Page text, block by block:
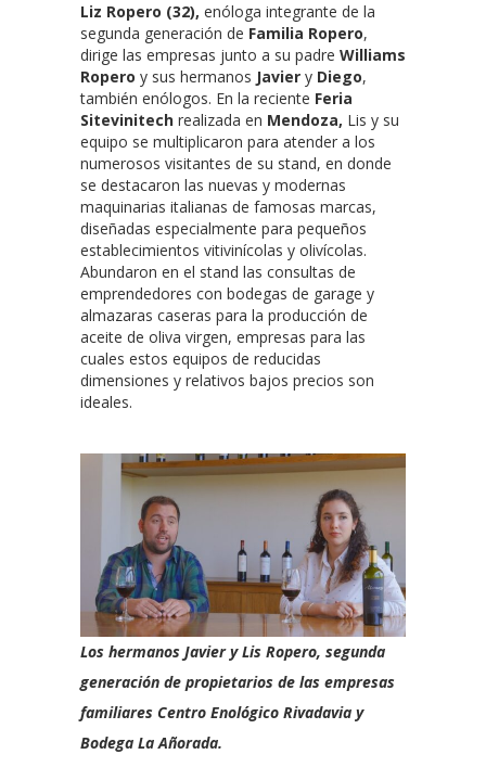
Liz Ropero (32), enóloga integrante de la
segunda generación de Familia Ropero,
dirige las empresas junto a su padre Williams
Ropero y sus hermanos Javier y Diego,
también enólogos. En la reciente Feria
Sitevinitech realizada en Mendoza, Lis y su
equipo se multiplicaron para atender a los
numerosos visitantes de su stand, en donde
se destacaron las nuevas y modernas
maquinarias italianas de famosas marcas,
diseñadas especialmente para pequeños
establecimientos vitivinícolas y olivícolas.
Abundaron en el stand las consultas de
emprendedores con bodegas de garage y
almazaras caseras para la producción de
aceite de oliva virgen, empresas para las
cuales estos equipos de reducidas
dimensiones y relativos bajos precios son
ideales.
Los hermanos Javier y Lis Ropero, segunda
generación de propietarios de las empresas
familiares Centro Enológico Rivadavia y
Bodega La Añorada.